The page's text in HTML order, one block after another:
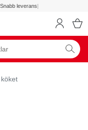
Snabb leverans|